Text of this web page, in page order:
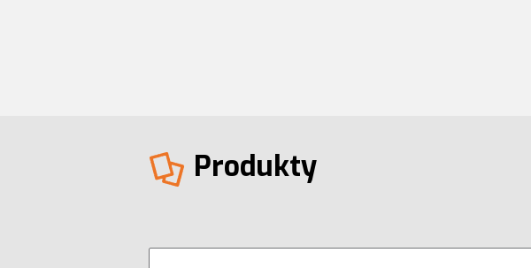
Produkty